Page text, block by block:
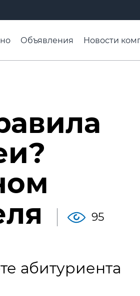
Объявления Новости
95
абитуриента